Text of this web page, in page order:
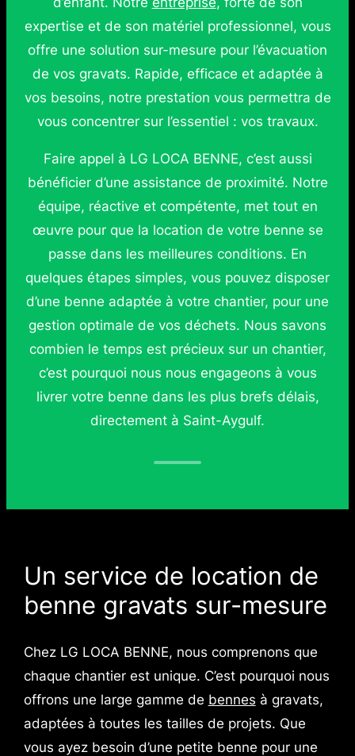
expertise et de son matériel professionnel, vous
offre une solution sur-mesure pour l’évacuation
de vos gravats. Rapide, efficace et adaptée à
vos besoins, notre prestation vous permettra de
vous concentrer sur l’essentiel : vos travaux.
Faire appel à LG LOCA BENNE, c’est aussi
bénéficier d’une assistance de proximité. Notre
équipe, réactive et compétente, met tout en
œuvre pour que la location de votre benne se
passe dans les meilleures conditions. En
quelques étapes simples, vous pouvez disposer
d’une benne adaptée à votre chantier, pour une
gestion optimale de vos déchets. Nous savons
combien le temps est précieux sur un chantier,
c’est pourquoi nous nous engageons à vous
livrer votre benne dans les plus brefs délais,
directement à Saint-Aygulf.
Un service de location de
benne gravats sur-mesure
Chez LG LOCA BENNE, nous comprenons que
chaque chantier est unique. C’est pourquoi nous
offrons une large gamme de bennes à gravats,
adaptées à toutes les tailles de projets. Que
vous ayez besoin d’une petite benne pour une